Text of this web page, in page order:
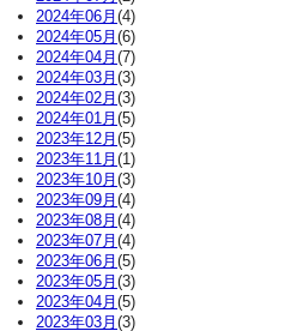
2024年06月 (4)
2024年05月 (6)
2024年04月 (7)
2024年03月 (3)
2024年02月 (3)
2024年01月 (5)
2023年12月 (5)
2023年11月 (1)
2023年10月 (3)
2023年09月 (4)
2023年08月 (4)
2023年07月 (4)
2023年06月 (5)
2023年05月 (3)
2023年04月 (5)
2023年03月 (3)